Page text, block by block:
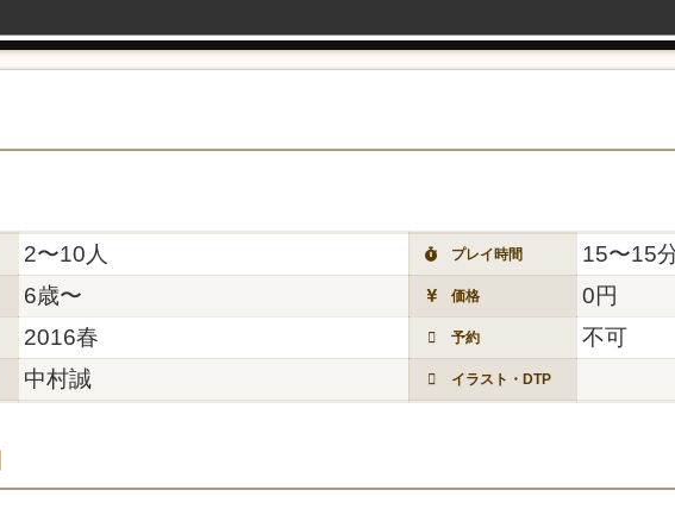
2〜10人 プレイ時間 15〜15
6歳〜 価格 0円
2016春 予約 不可
中村誠 イラスト・DTP